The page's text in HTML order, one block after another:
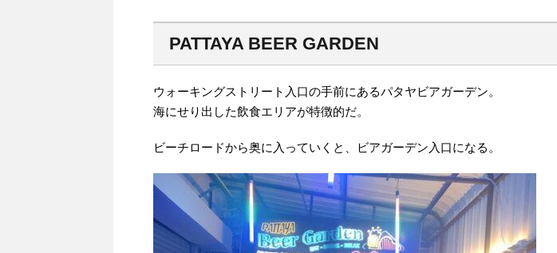
PATTAYA BEER GARDEN
ウォーキングストリート入口の手前にあるパタヤビアガーデン。
海にせり出した飲食エリアが特徴的だ。
ビーチロードから奥に入っていくと、ビアガーデン入口になる。